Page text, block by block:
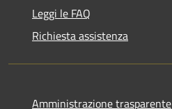
Leggi le FAQ
Richiesta assistenza
Amministrazione trasparente